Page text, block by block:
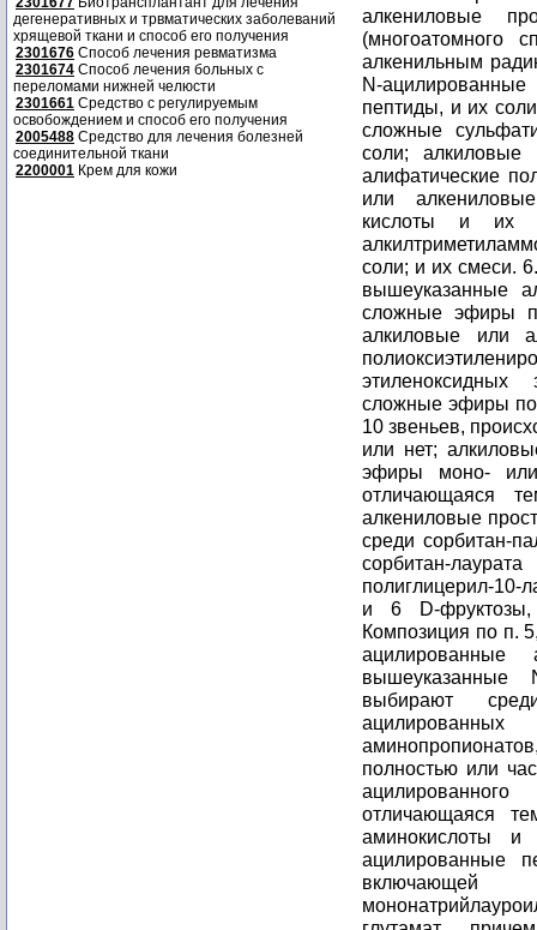
дегенеративных и трвматических заболеваний
хрящевой ткани и способ его получения
2301676 Способ лечения ревматизма
2301674 Способ лечения больных с
переломами нижней челюсти
2301661 Средство с регулируемым
освобождением и способ его получения
2005488 Средство для лечения болезней
соединительной ткани
2200001 Крем для кожи
алкениловые
(многоатомного
алкенильным
N-
пептиды, и их
сложные
соли;
алифатические
или
кислоты и их
соли; и их смеси.
вышеуказанные
сложные эфиры
алкиловые или
сложные эфиры
10 звеньев,
или нет;
эфиры моно-
отличающаяся
алкениловые
среди сорбитан-
сорбитан-
полиглицерил-10-
и 6 D-фруктозы,
Композиция по п.
выбирают
полностью или
отличающаяся
аминокислоты
ацилированные
включающей